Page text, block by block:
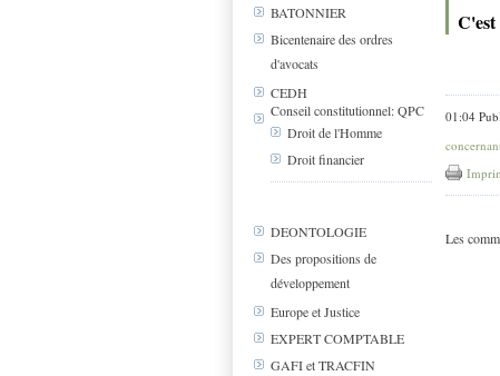
BATONNIER
Bicentenaire des ordres
d'avocats
CEDH
Conseil constitutionnel: QPC
Droit de l'Homme
Droit financier
DEONTOLOGIE
Des propositions de
développement
Europe et Justice
EXPERT COMPTABLE
GAFI et TRACFIN
C'est
01:04
Les